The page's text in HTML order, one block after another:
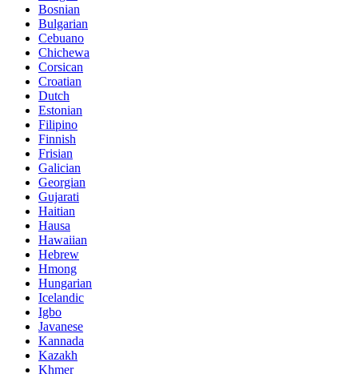
Bosnian
Bulgarian
Cebuano
Chichewa
Corsican
Croatian
Dutch
Estonian
Filipino
Finnish
Frisian
Galician
Georgian
Gujarati
Haitian
Hausa
Hawaiian
Hebrew
Hmong
Hungarian
Icelandic
Igbo
Javanese
Kannada
Kazakh
Khmer